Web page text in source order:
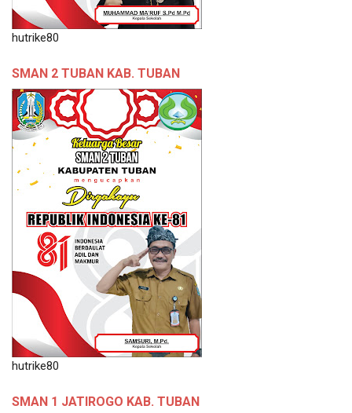
hutrike80
SMAN 2 TUBAN KAB. TUBAN
hutrike80
SMAN 1 JATIROGO KAB. TUBAN